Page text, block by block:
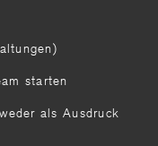
starten
als Ausdruck